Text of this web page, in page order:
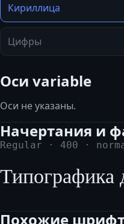
Кириллица
Цифры
Оси variable
Оси не указаны.
Начертания и
Regular · 400 ·
Типографика
Похожие